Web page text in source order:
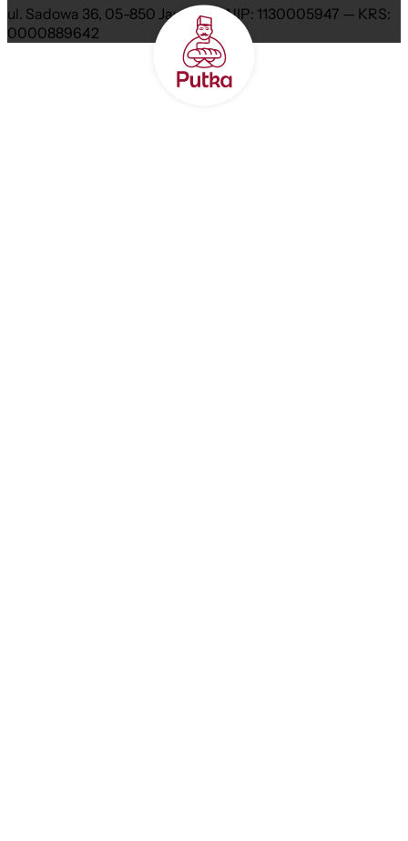
ul. Sadowa 36, 05-850 Jawczyce NIP: 1130005947 — KRS:
0000889642